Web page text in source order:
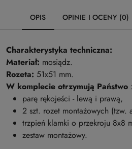
OPIS OPINIE I OCENY (0)
Charakterystyka techniczna:
Materiał: mosiądz.
Rozeta: 51x51 mm.
W komplecie otrzymują Państwo :
parę rękojeści - lewą i prawą,
2 szt. rozet montażowych (tzw.
trzpień klamki o przekroju 8x8
zestaw montażowy.